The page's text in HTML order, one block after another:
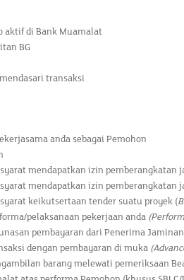
aktif di Bank Muamalat
BG
transaksi
anda sebagai Pemohon
mendapatkan izin pemberangkatan
mendapatkan izin pemberangkatan
keikutsertaan tender suatu proyek (
pelaksanaan pekerjaan anda
pembayaran dari Penerima Jaminan
dengan pembayaran di muka
barang melewati pemeriksaan